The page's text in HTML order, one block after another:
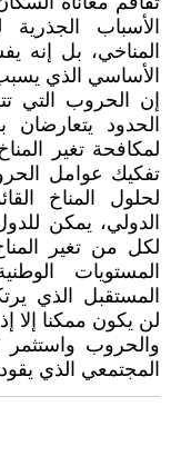
الأسباب
المناخي، بل إنه
الأساسي الذي
إن الحروب التي
الحدود
لمكافحة تغير
تفكيك عوامل
لحلول المناخ
الدولي، يمكن
لكل من تغير
المستويات
المستقبل الذي
لن يكون ممكنا إلا
والحروب واستثمر
المجتمعي الذي